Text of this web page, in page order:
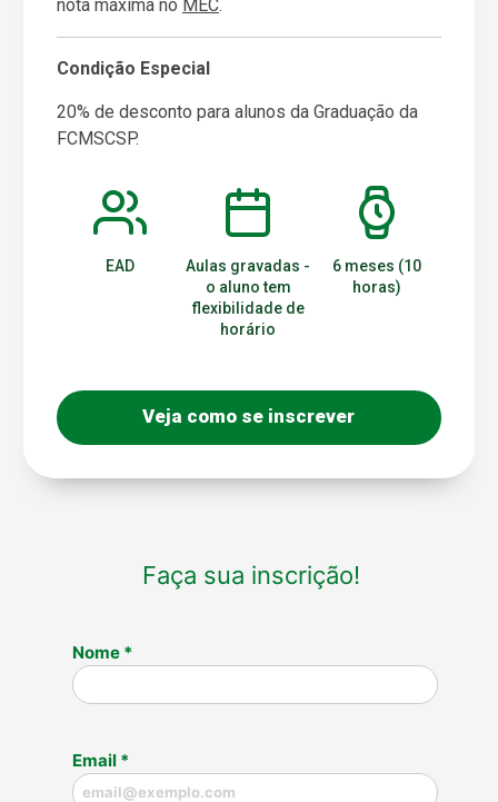
nota máxima no MEC.
Condição Especial
20% de desconto para alunos da Graduação da
FCMSCSP.
EAD
Aulas gravadas -
o aluno tem
flexibilidade de
horário
6 meses (10
horas)
Veja como se inscrever